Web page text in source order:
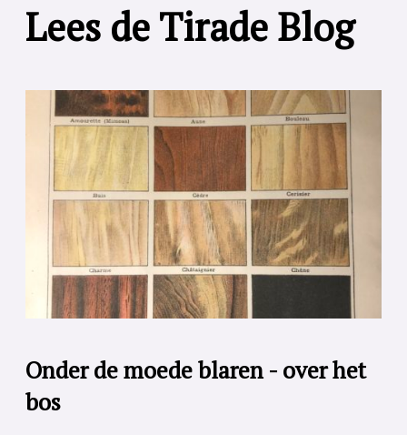
Lees de Tirade Blog
Onder de moede blaren - over het
bos